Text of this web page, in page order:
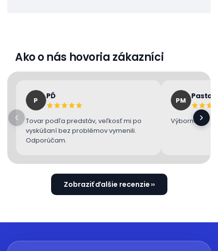
Ako o nás hovoria zákazníci
P PĎ
Tovar podľa predstáv, veľkosť mi po
vyskúšaní bez problémov vymenili.
Odporúčam.
PM
Výborne 👌
Zobraziť ďalšie recenzie